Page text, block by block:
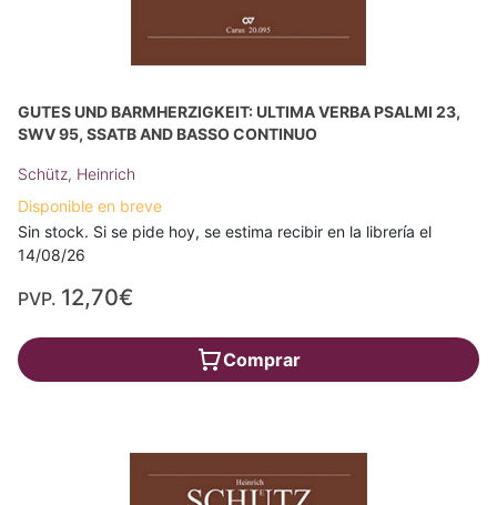
GUTES UND BARMHERZIGKEIT: ULTIMA VERBA PSALMI 23,
SWV 95, SSATB AND BASSO CONTINUO
Schütz, Heinrich
Disponible en breve
Sin stock. Si se pide hoy, se estima recibir en la librería el
14/08/26
PVP. 12,70€
Comprar